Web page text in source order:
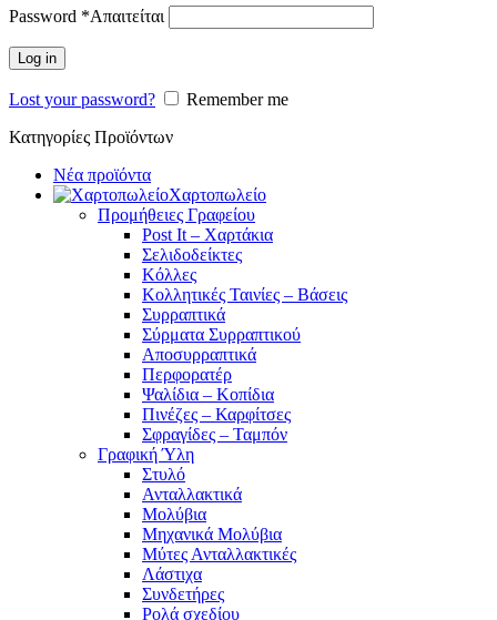
Password *Απαιτείται
Log in
Lost your password?
Remember me
Κατηγορίες Προϊόντων
Νέα προϊόντα
Χαρτοπωλείο
Προμήθειες Γραφείου
Post It – Χαρτάκια
Σελιδοδείκτες
Κόλλες
Κολλητικές Ταινίες – Βάσεις
Συρραπτικά
Σύρματα Συρραπτικού
Αποσυρραπτικά
Περφορατέρ
Ψαλίδια – Κοπίδια
Πινέζες – Καρφίτσες
Σφραγίδες – Ταμπόν
Γραφική Ύλη
Στυλό
Ανταλλακτικά
Μολύβια
Μηχανικά Μολύβια
Μύτες Ανταλλακτικές
Λάστιχα
Συνδετήρες
Ρολά σχεδίου